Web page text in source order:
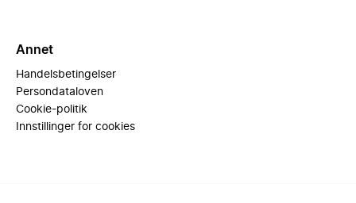
Annet
Handelsbetingelser
Persondataloven
Cookie-politik
Innstillinger for cookies